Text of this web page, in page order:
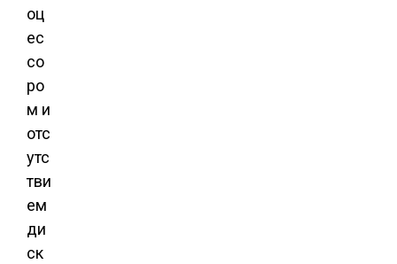
оц
ес
со
ро
м и
отс
утс
тви
ем
ди
ск